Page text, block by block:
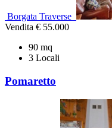
Borgata Traverse
Vendita € 55.000
90 mq
3 Locali
Pomaretto